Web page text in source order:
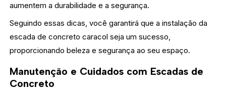
aumentem a durabilidade e a segurança.
Seguindo essas dicas, você garantirá que a instalação da
escada de concreto caracol seja um sucesso,
proporcionando beleza e segurança ao seu espaço.
Manutenção e Cuidados com Escadas de
Concreto